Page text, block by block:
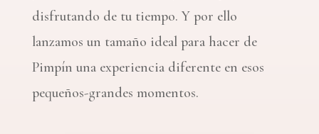
disfrutando de tu tiempo. Y por ello
lanzamos un tamaño ideal para hacer de
Pimpín una experiencia diferente en esos
pequeños-grandes momentos.